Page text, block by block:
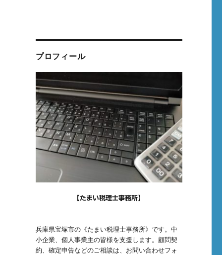
プロフィール
【たまい税理士事務所】
兵庫県宝塚市の《たまい税理士事務所》です。中
小企業、個人事業主の皆様を支援します。顧問契
約、確定申告などのご相談は、お問い合わせフォ